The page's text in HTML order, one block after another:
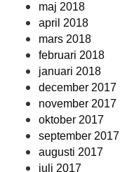
maj 2018
april 2018
mars 2018
februari 2018
januari 2018
december 2017
november 2017
oktober 2017
september 2017
augusti 2017
juli 2017